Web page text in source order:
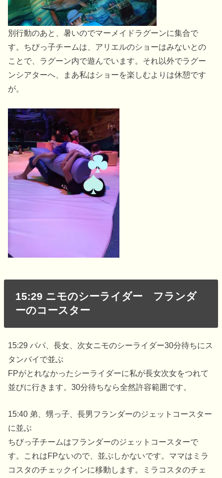
別行動のあと、暑いのでマーメイドラグーンに集合で
す。ちびっ子チームは、アリエルのショーはみないとの
ことで、ラグーン内で遊んでいます。それ以外でラグー
ンシアターへ、まあ私はショーを楽しむよりは休憩です
が。
15:29 ニモのシーライダー フランダ
ーのコースター
15:29 パパ、長女、次女ニモのシーライダー30分待ちにス
タンバイで並ぶ
FPがとれなかったシーライダーに私が長女次女をつれて
並びに行きます。30分待ちなら全然許容範囲です。
15:40 弟、甥っ子、長男フランダーのジェットコースター
に並ぶ
ちびっ子チームはフランダーのジェットコースターで
す。これはFPないので、並ぶしかないです。ママはミラ
コスタのチェックインに移動します。ミラコスタのチェ